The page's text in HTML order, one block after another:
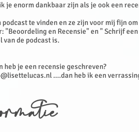
je enorm dankbaar zijn als je ook een
te vinden en ze zijn voor mij fijn
"Beoordeling en Recensie" en " Schrijf
de podcast is.
heb je een recensie geschreven?
....dan heb ik een